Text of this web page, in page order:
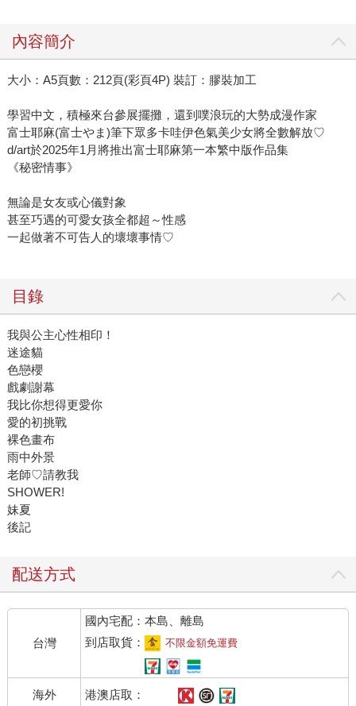
內容簡介
大小：A5頁數：212頁(彩頁4P) 裝訂：膠裝加工
學習中文，積極來台參展擺攤，還到噗浪玩的大勢成漫作家
富士耶麻(富士やま)筆下眾多卡哇伊色氣美少女將全數解放♡
d/art於2025年1月將推出富士耶麻第一本繁中版作品集
《秘密情事》
無論是女友或心儀對象
甚至巧遇的可愛女孩全都超～性感
一起做著不可告人的壞壞事情♡
目錄
我與公主心性相印！
迷途貓
色戀櫻
戲劇謝幕
我比你想得更愛你
愛的初挑戰
裸色畫布
雨中外景
老師♡請教我
SHOWER!
妹夏
後記
配送方式
台灣
國內宅配：本島、離島
到店取貨：
不限金額免運費
海外 港澳店取：